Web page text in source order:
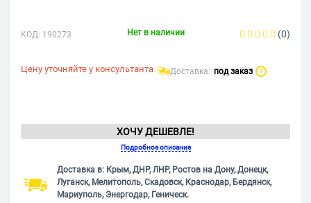
КОД: 190273 Нет в наличии (0)
Цену уточняйте у консультанта Доставка: под заказ ?
ХОЧУ ДЕШЕВЛЕ!
Подробное описание
Доставка в: Крым, ДНР, ЛНР, Ростов на Дону, Донецк,
Луганск, Мелитополь, Скадовск, Краснодар, Бердянск,
Мариуполь, Энергодар, Геническ.